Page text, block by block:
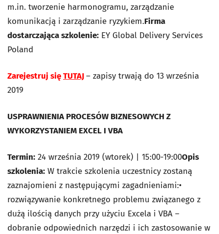
m.in. tworzenie harmonogramu, zarządzanie
komunikacją i zarządzanie ryzykiem.Firma
dostarczająca szkolenie: EY Global Delivery Services
Poland
Zarejestruj sięTUTAJ– zapisy trwają do 13 września
2019
USPRAWNIENIA PROCESÓW BIZNESOWYCHZ
WYKORZYSTANIEM EXCEL I VBA
Termin: 24 września 2019 (wtorek) | 15:00-19:00Opis
szkolenia: W trakcie szkolenia uczestnicy zostaną
zaznajomieni z następującymi zagadnieniami:•
rozwiązywanie konkretnego problemu związanego z
dużą ilością danych przy użyciu Excela i VBA –
dobranie odpowiednich narzędzi i ich zastosowanie w